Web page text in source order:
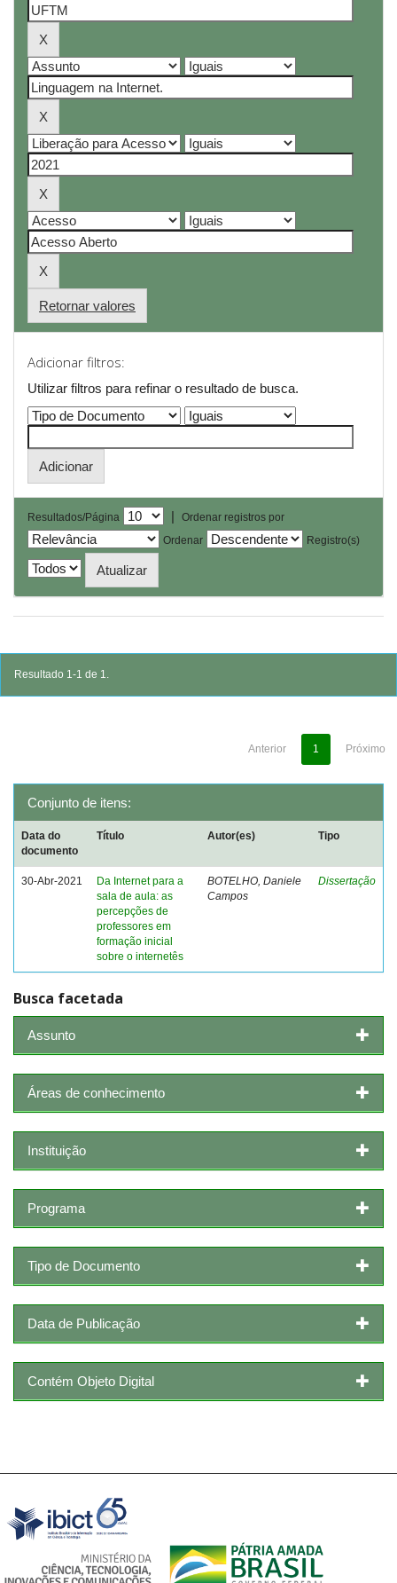
Retornar valores
Adicionar filtros:
Utilizar filtros para refinar o resultado de busca.
Resultados/Página |
Ordenar registros por
Ordenar
Registro(s)
Resultado 1-1 de 1.
Anterior 1 Próximo
Conjunto de itens:
Data do
documento
Título Autor(es) Tipo
30-Abr-2021
Da Internet para a
sala de aula: as
percepções de
professores em
formação inicial
sobre o internetês
BOTELHO, Daniele
Campos
Dissertação
Busca facetada
Assunto
Áreas de conhecimento
Instituição
Programa
Tipo de Documento
Data de Publicação
Contém Objeto Digital